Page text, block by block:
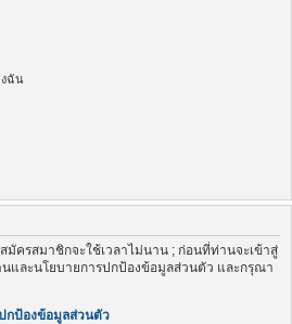
ฉัน
ครสมาชิกจะใช้เวลาไม่นาน ; ก่อนที่ท่านจะเข้าสู่
นและนโยบายการปกป้องข้อมูลส่วนตัว และกรุณา
กป้องข้อมูลส่วนตัว